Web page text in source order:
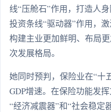
线“压舱石”作用，打造人
投资条线“驱动器”作用，
构建主业更加鲜明、布局
次发展格局。
她同时预判，保险业在“十
GDP增速。在保险功能发
“经济减震器”和“社会稳定